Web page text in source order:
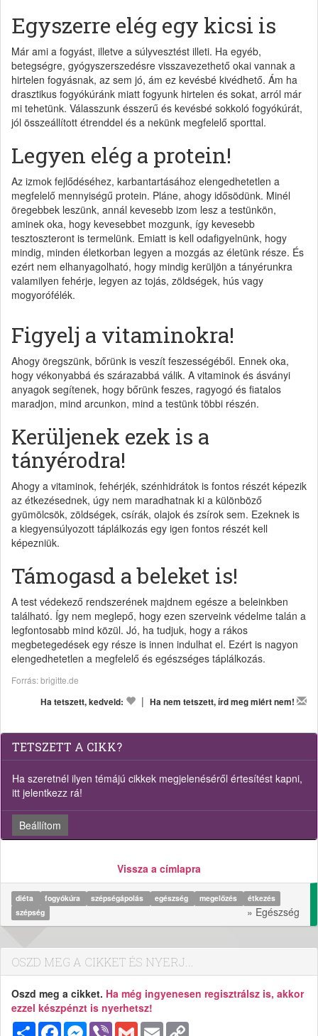
Egyszerre elég egy kicsi is
Már ami a fogyást, illetve a súlyvesztést illeti. Ha egyéb,
betegségre, gyógyszerszedésre visszavezethető okai vannak a
hirtelen fogyásnak, az sem jó, ám ez kevésbé kivédhető. Ám ha
drasztikus fogyókúránk miatt fogyunk hirtelen és sokat, arról már
mi tehetünk. Válasszunk ésszerű és kevésbé sokkoló fogyókúrát,
jól összeállított étrenddel és a nekünk megfelelő sporttal.
Legyen elég a protein!
Az izmok fejlődéséhez, karbantartásához elengedhetetlen a
megfelelő mennyiségű protein. Pláne, ahogy idősödünk. Minél
öregebbek leszünk, annál kevesebb izom lesz a testünkön,
aminek oka, hogy kevesebbet mozgunk, így kevesebb
tesztoszteront is termelünk. Emiatt is kell odafigyelnünk, hogy
mindig, minden életkorban legyen a mozgás az életünk része. És
ezért nem elhanyagolható, hogy mindig kerüljön a tányérunkra
valamilyen fehérje, legyen az tojás, zöldségek, hús vagy
mogyorófélék.
Figyelj a vitaminokra!
Ahogy öregszünk, bőrünk is veszít feszességéből. Ennek oka,
hogy vékonyabbá és szárazabbá válik. A vitaminok és ásványi
anyagok segítenek, hogy bőrünk feszes, ragyogó és fiatalos
maradjon, mind arcunkon, mind a testünk többi részén.
Kerüljenek ezek is a
tányérodra!
Ahogy a vitaminok, fehérjék, szénhidrátok is fontos részét képezik
az étkezésednek, úgy nem maradhatnak ki a különböző
gyümölcsök, zöldségek, csírák, olajok és zsírok sem. Ezeknek is
a kiegyensúlyozott táplálkozás egy igen fontos részét kell
képezniük.
Támogasd a beleket is!
A test védekező rendszerének majdnem egésze a beleinkben
található. Így nem meglepő, hogy ezen szerveink védelme talán a
legfontosabb mind közül. Jó, ha tudjuk, hogy a rákos
megbetegedések egy része is innen indulhat el. Ezért is nagyon
elengedhetetlen a megfelelő és egészséges táplálkozás.
Forrás: brigitte.de
Ha tetszett, kedveld:
| Ha nem tetszett, írd meg miért nem!
TETSZETT A CIKK?
Ha szeretnél ilyen témájú cikkek megjelenéséről értesítést kapni,
itt jelentkezz rá!
Beállítom
Vissza a címlapra
diéta fogyókúra szépségápolás egészség megelőzés
étkezés
szépség
» Egészség
OSZD MEG A CIKKET ÉS NYERJ...
Oszd meg a cikket. Ha még ingyenesen regisztrálsz is, akkor
ezzel készpénzt is nyerhetsz!
MegosztásFacebookMessenger
Viber Gmail Email